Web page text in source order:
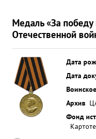
Медаль «За
Отечественной
Дата
Дата
Архив
Фонд